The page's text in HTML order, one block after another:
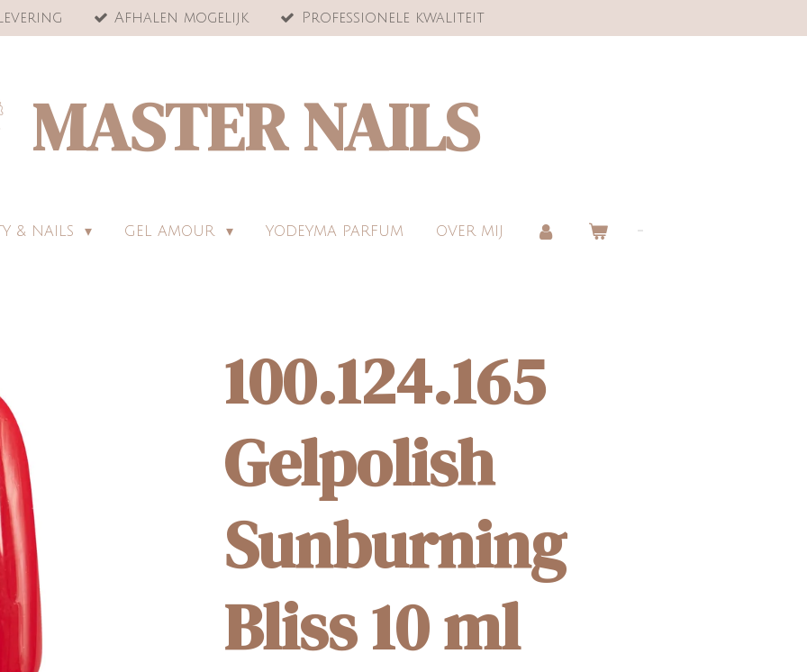
Afhalen mogelijk Professionele kwaliteit
MASTER NAILS
& NAILS GEL AMOUR YODEYMA PARFUM OVER MIJ
100.124.165
Gelpolish
Sunburning
Bliss 10 ml